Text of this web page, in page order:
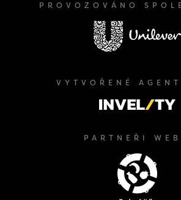
PROVOZOVÁNO
VYTVOŘENÉ
PARTNEŘI